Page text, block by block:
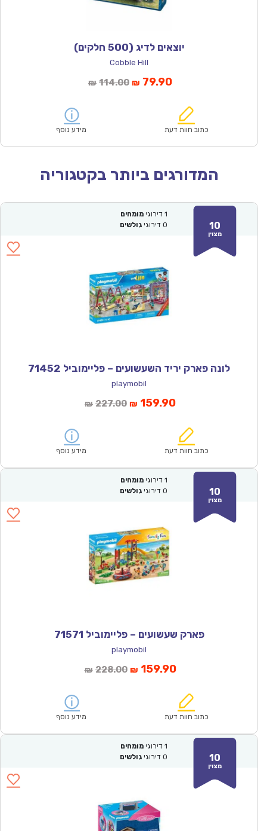
יוצאים לדיג (500 חלקים)
Cobble Hill
₪ 114.00המחיר
₪114.00.
₪ 79.90המחיר
הוא:
כתוב חוות דעת מידע נוסף
המדורגים ביותר בקטגוריה
10
מצוין
1 דירוגי מומחים
0 דירוגי גולשים
לונה פארק יריד השעשועים – פליימוביל 71452
playmobil
₪ 227.00המחיר
₪227.00.
₪ 159.90המחיר
הוא:
כתוב חוות דעת מידע נוסף
10
מצוין
1 דירוגי מומחים
0 דירוגי גולשים
פארק שעשועים – פליימוביל 71571
playmobil
₪ 228.00המחיר
₪228.00.
₪ 159.90המחיר
הוא:
כתוב חוות דעת מידע נוסף
10
מצוין
1 דירוגי מומחים
0 דירוגי גולשים